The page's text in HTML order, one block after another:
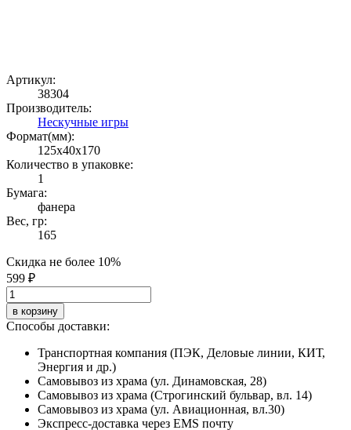
Артикул:
38304
Производитель:
Нескучные игры
Формат(мм):
125x40x170
Количество в упаковке:
1
Бумага:
фанера
Вес, гр:
165
Скидка не более 10%
599 ₽
в корзину
Способы доставки:
Транспортная компания (ПЭК, Деловые линии, КИТ,
Энергия и др.)
Самовывоз из храма (ул. Динамовская, 28)
Самовывоз из храма (Строгинский бульвар, вл. 14)
Самовывоз из храма (ул. Авиационная, вл.30)
Экспресс-доставка через EMS почту